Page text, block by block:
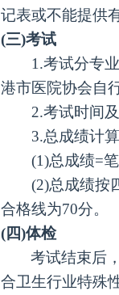
记表或不能提供
(三)考试
1.考试分专
港市医院协会自
2.考试时间
3.总成绩计
(1)总成绩=
(2)总成绩按
合格线为70分。
(四)体检
考试结束后
合卫生行业特殊